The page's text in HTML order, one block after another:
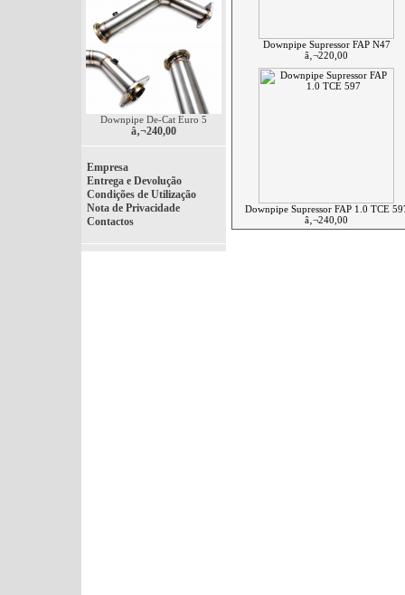
Downpipe De-Cat Euro 5
â‚¬240,00
Empresa
Entrega e Devolução
Condições de Utilização
Nota de Privacidade
Contactos
Downpipe Supressor FAP N47
â‚¬220,00
Downpipe Supressor FAP 1.0 TCE
â‚¬240,00